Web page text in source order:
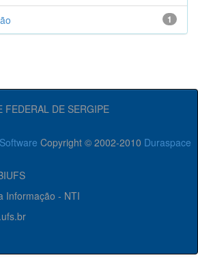
1
FEDERAL DE SERGIPE
Copyright © 2002-2010 Duraspace
Informação - NTI